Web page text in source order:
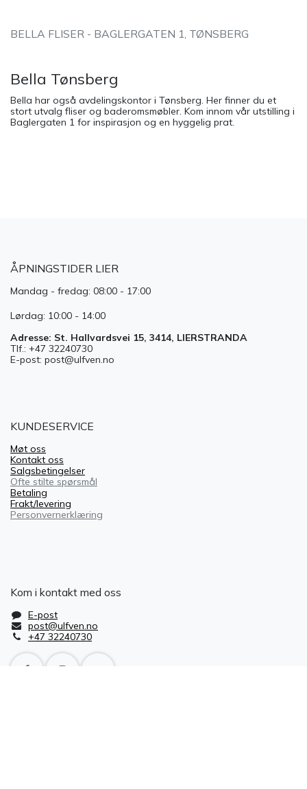
BELLA FLISER - BAGLERGATEN 1, TØNSBERG
Bella Tønsberg
Bella har også avdelingskontor i Tønsberg. Her finner du et
stort utvalg fliser og baderomsmøbler. Kom innom vår utstilling i
Baglergaten 1 for inspirasjon og en hyggelig prat.
ÅPNINGSTIDER LIER
Mandag - fredag: 08:00 - 17:00